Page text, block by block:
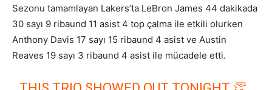
Sezonu tamamlayan Lakers’ta LeBron James 44 dakikada
30 sayı 9 ribaund 11 asist 4 top çalma ile etkili olurken
Anthony Davis 17 sayı 15 ribaund 4 asist ve Austin
Reaves 19 sayı 3 ribaund 4 asist ile mücadele etti.